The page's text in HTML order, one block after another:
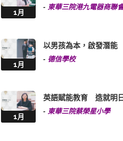
1月
- 東華三院港九電器商聯
1月
以男孩為本，啟發潛
- 德信學校
1月
英語賦能教育 造就明
- 東華三院蔡榮星小學